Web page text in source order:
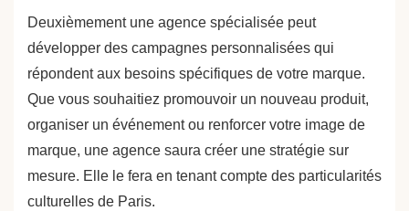
Deuxièmement une agence spécialisée peut
développer des campagnes personnalisées qui
répondent aux besoins spécifiques de votre marque.
Que vous souhaitiez promouvoir un nouveau produit,
organiser un événement ou renforcer votre image de
marque, une agence saura créer une stratégie sur
mesure. Elle le fera en tenant compte des particularités
culturelles de Paris.